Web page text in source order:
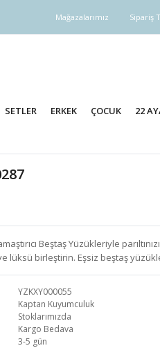
Mağazalarımız Sipariş
SETLER ERKEK ÇOCUK 22
Beştaş Yüzükleriyle
lüksü birleştirin. Eşsiz beştaş
YZKXY000055
Kaptan Kuyumculuk
Stoklarımızda
Kargo Bedava
3-5 gün